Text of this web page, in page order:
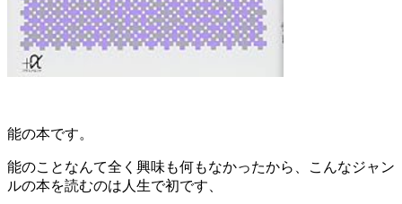
能の本です。
能のことなんて全く興味も何もなかったから、こんなジャン
ルの本を読むのは人生で初です、